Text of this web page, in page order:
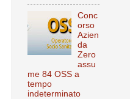
Conc
orso
Azien
da
Zero
assu
me 84 OSS a
tempo
indeterminato